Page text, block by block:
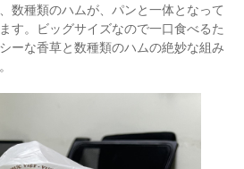
数種類のハムが、パンと一体となって
す。ビッグサイズなので一口食べるた
ーな香草と数種類のハムの絶妙な組み